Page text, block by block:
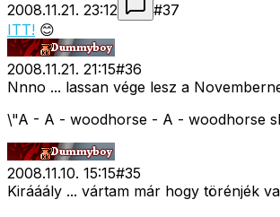
2008.11.21. 23:12 #37
ITT! 😊
2008.11.21. 21:15#36
Nnno ... lassan vége lesz a
\"A - A - woodhorse - A - woodhorse
2008.11.10. 15:15#35
Kirááály ... vártam már hogy törénjék